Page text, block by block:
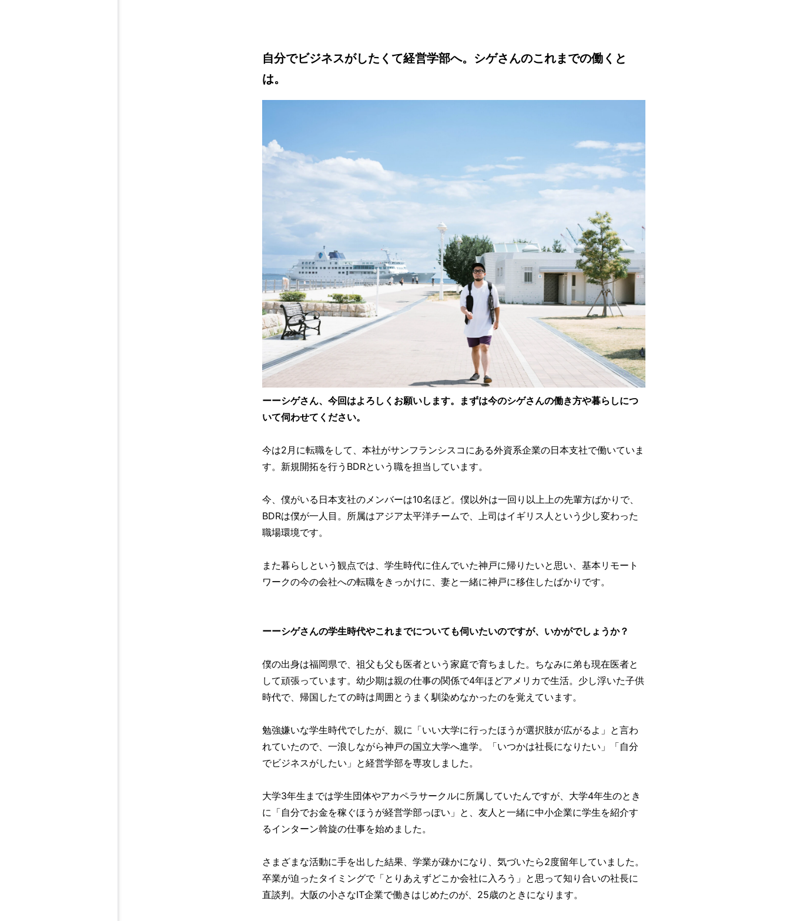
自分でビジネスがしたくて経営学部へ。シゲさんのこれまでの働くと
は。
ーーシゲさん、今回はよろしくお願いします。まずは今のシゲさんの働き方や暮らしにつ
いて伺わせてください。
今は2月に転職をして、本社がサンフランシスコにある外資系企業の日本支社で働いていま
す。新規開拓を行うBDRという職を担当しています。
今、僕がいる日本支社のメンバーは10名ほど。僕以外は一回り以上上の先輩方ばかりで、
BDRは僕が一人目。所属はアジア太平洋チームで、上司はイギリス人という少し変わった
職場環境です。
また暮らしという観点では、学生時代に住んでいた神戸に帰りたいと思い、基本リモート
ワークの今の会社への転職をきっかけに、妻と一緒に神戸に移住したばかりです。
ーーシゲさんの学生時代やこれまでについても伺いたいのですが、いかがでしょうか？
僕の出身は福岡県で、祖父も父も医者という家庭で育ちました。ちなみに弟も現在医者と
して頑張っています。幼少期は親の仕事の関係で4年ほどアメリカで生活。少し浮いた子供
時代で、帰国したての時は周囲とうまく馴染めなかったのを覚えています。
勉強嫌いな学生時代でしたが、親に「いい大学に行ったほうが選択肢が広がるよ」と言わ
れていたので、一浪しながら神戸の国立大学へ進学。「いつかは社長になりたい」「自分
でビジネスがしたい」と経営学部を専攻しました。
大学3年生までは学生団体やアカペラサークルに所属していたんですが、大学4年生のとき
に「自分でお金を稼ぐほうが経営学部っぽい」と、友人と一緒に中小企業に学生を紹介す
るインターン斡旋の仕事を始めました。
さまざまな活動に手を出した結果、学業が疎かになり、気づいたら2度留年していました。
卒業が迫ったタイミングで「とりあえずどこか会社に入ろう」と思って知り合いの社長に
直談判。大阪の小さなIT企業で働きはじめたのが、25歳のときになります。